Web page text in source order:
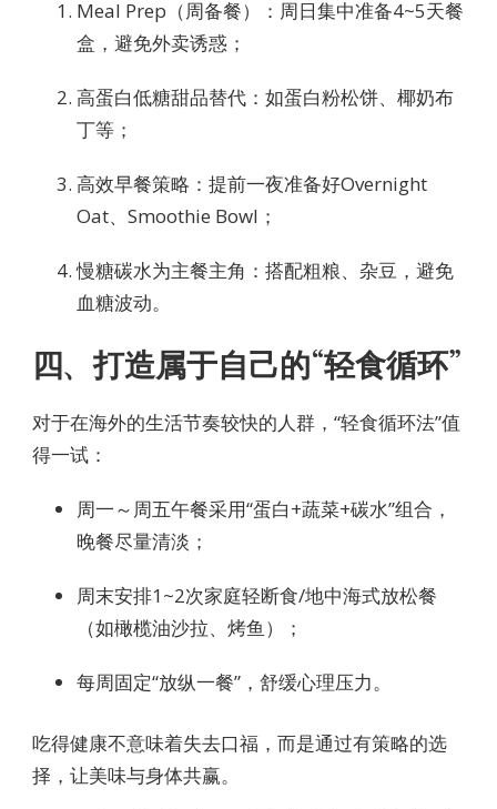
Meal Prep（周备餐）：周日集中准备4~5天餐
盒，避免外卖诱惑；
高蛋白低糖甜品替代：如蛋白粉松饼、椰奶布
丁等；
高效早餐策略：提前一夜准备好Overnight
Oat、Smoothie Bowl；
慢糖碳水为主餐主角：搭配粗粮、杂豆，避免
血糖波动。
四、打造属于自己的“轻食循环”
对于在海外的生活节奏较快的人群，“轻食循环法”值
得一试：
周一～周五午餐采用“蛋白+蔬菜+碳水”组合，
晚餐尽量清淡；
周末安排1~2次家庭轻断食/地中海式放松餐
（如橄榄油沙拉、烤鱼）；
每周固定“放纵一餐”，舒缓心理压力。
吃得健康不意味着失去口福，而是通过有策略的选
择，让美味与身体共赢。